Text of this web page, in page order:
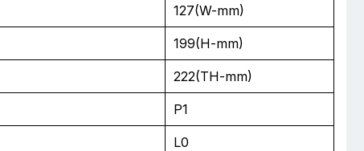
127(W-mm)
199(H-mm)
222(TH-mm)
P1
L0